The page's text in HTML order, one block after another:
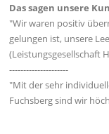
Das sagen unsere
"Wir waren positiv
gelungen ist, unsere
(Leistungsgesellschaft
---------------------
"Mit der sehr
Fuchsberg sind wir